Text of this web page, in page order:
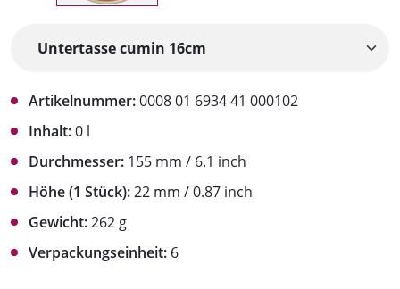
Artikelnummer:0008 01 6934 41 000102
Inhalt:0 l
Durchmesser: 155 mm / 6.1 inch
Höhe (1 Stück):22 mm / 0.87 inch
Gewicht:262 g
Verpackungseinheit: 6